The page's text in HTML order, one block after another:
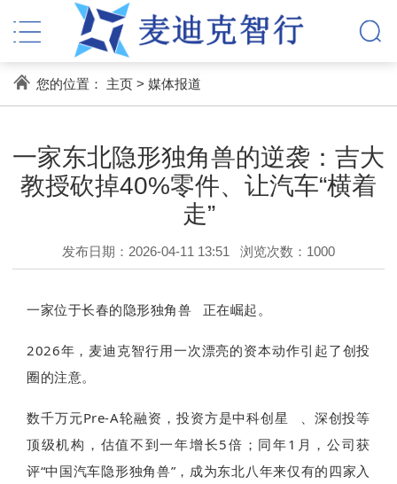
您的位置： 主页> 媒体报道
一家东北隐形独角兽的逆袭：吉大
教授砍掉40%零件、让汽车“横着
走”
发布日期：2026-04-11 13:51 浏览次数： 1000
一家位于长春的隐形独角兽 正在崛起。
2026年，麦迪克智行用一次漂亮的资本动作引起了创投
圈的注意。
数千万元Pre-A轮融资，投资方是中科创星
、深创投等
顶级机构，估值不到一年增长5倍；同年1月，公司获
评“中国汽车隐形独角兽”，成为东北八年来仅有的四家入